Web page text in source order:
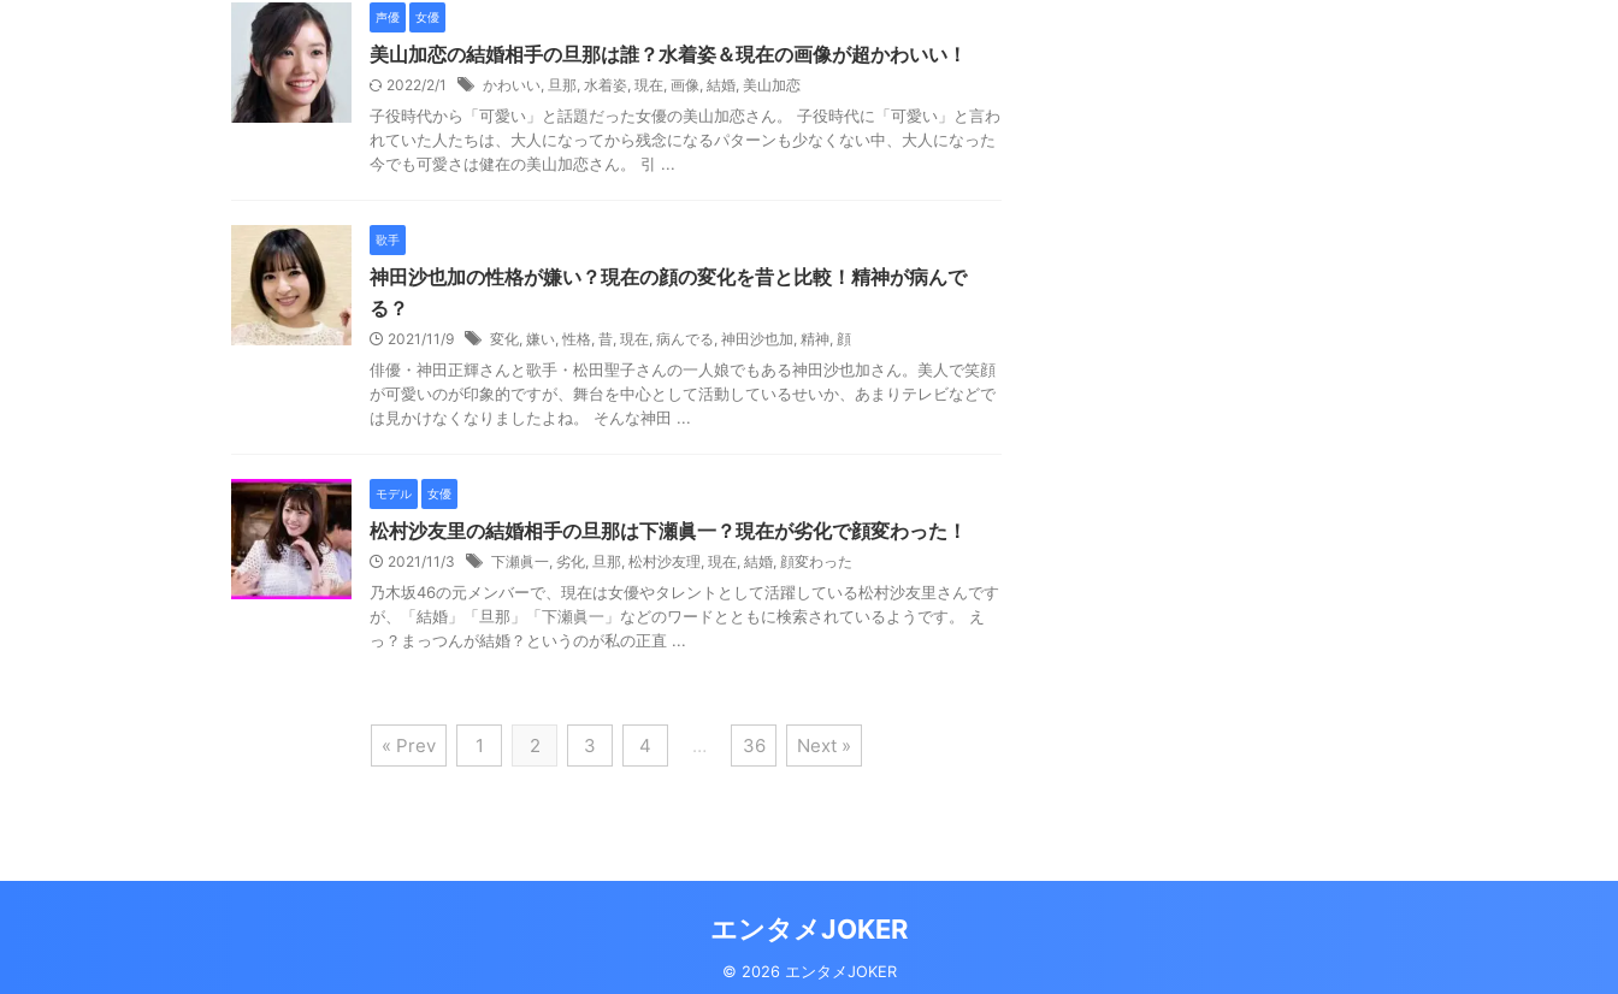
声優 女優
美山加恋の結婚相手の旦那は誰？水着姿＆現在の画像が超かわいい！
2022/2/1 かわいい, 旦那, 水着姿, 現在, 画像, 結婚, 美山加恋
子役時代から「可愛い」と話題だった女優の美山加恋さん。 子役時代に「可愛い」と言わ
れていた人たちは、大人になってから残念になるパターンも少なくない中、大人になった
今でも可愛さは健在の美山加恋さん。 引 ...
歌手
神田沙也加の性格が嫌い？現在の顔の変化を昔と比較！精神が病んで
る？
2021/11/9 変化, 嫌い, 性格, 昔, 現在, 病んでる, 神田沙也加, 精神, 顔
俳優・神田正輝さんと歌手・松田聖子さんの一人娘でもある神田沙也加さん。美人で笑顔
が可愛いのが印象的ですが、舞台を中心として活動しているせいか、あまりテレビなどで
は見かけなくなりましたよね。 そんな神田 ...
モデル 女優
松村沙友里の結婚相手の旦那は下瀬眞一？現在が劣化で顔変わった！
2021/11/3 下瀬眞一, 劣化, 旦那, 松村沙友理, 現在, 結婚, 顔変わった
乃木坂46の元メンバーで、現在は女優やタレントとして活躍している松村沙友里さんです
が、「結婚」「旦那」「下瀬眞一」などのワードとともに検索されているようです。 え
っ？まっつんが結婚？というのが私の正直 ...
« Prev 1 2 3 4 … 36 Next »
エンタメJOKER
© 2026 エンタメJOKER